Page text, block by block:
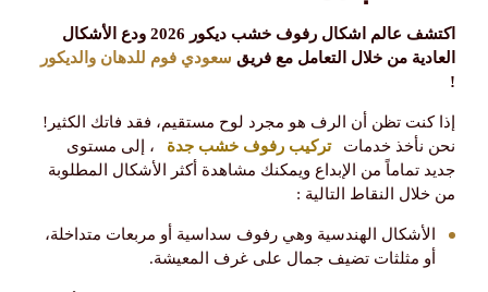
اكتشف عالم اشكال رفوف خشب ديكور 2026 ودع الأشكال
العادية من خلال التعامل مع فريق سعودي فوم للدهان والديكور
!
​إذا كنت تظن أن الرف هو مجرد لوح مستقيم، فقد فاتك الكثير!
نحن نأخذ خدمات
تركيب رفوف خشب جدة
، إلى مستوى
جديد تماماً من الإبداع ويمكنك مشاهدة أكثر الأشكال المطلوبة
من خلال النقاط التالية :
​الأشكال الهندسية وهي رفوف سداسية أو مربعات متداخلة،
أو مثلثات تضيف جمال على غرف المعيشة.